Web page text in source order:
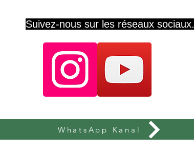
Suivez-nous sur les réseaux sociaux.
WhatsApp Kanal